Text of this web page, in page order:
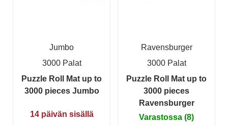
Jumbo
3000 Palat
Puzzle Roll Mat up to
3000 pieces Jumbo
14 päivän sisällä
Ravensburger
3000 Palat
Puzzle Roll Mat up to
3000 pieces
Ravensburger
Varastossa (8)